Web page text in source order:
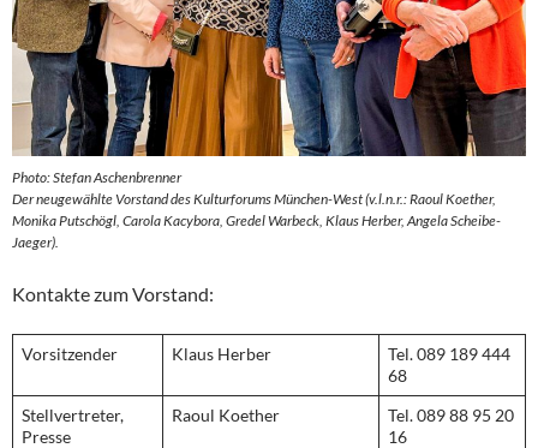
Photo: Stefan Aschenbrenner
Der neugewählte Vorstand des Kulturforums München-West (v.l.n.r.: Raoul Koether,
Monika Putschögl, Carola Kacybora, Gredel Warbeck, Klaus Herber, Angela Scheibe-
Jaeger).
Kontakte zum Vorstand:
Vorsitzender Klaus Herber
Tel. 089 189 444
68
Stellvertreter,
Presse
Raoul Koether
Tel. 089 88 95 20
16